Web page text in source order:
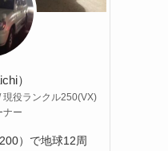
）
現役ランクル250(VX)
ナー
）で地球12周